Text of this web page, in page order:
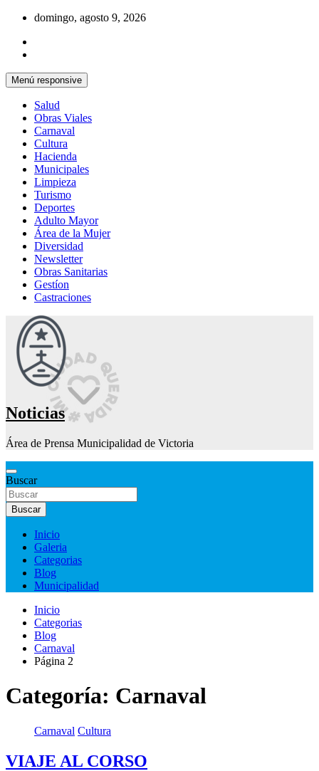
Saltar
contenido
domingo, agosto 9, 2026
Menú responsive
Salud
Obras Viales
Carnaval
Cultura
Hacienda
Municipales
Limpieza
Turismo
Deportes
Adulto Mayor
Área de la Mujer
Diversidad
Newsletter
Obras Sanitarias
Gestíon
Castraciones
Noticias
Área de Prensa Municipalidad de Victoria
Buscar
Buscar
Inicio
Galeria
Categorias
Blog
Municipalidad
Inicio
Categorias
Blog
Carnaval
Página 2
Categoría: Carnaval
Carnaval Cultura
VIAJE AL CORSO